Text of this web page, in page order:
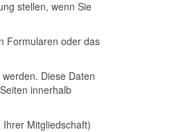
stellen, wenn Sie
Formularen oder das
Diese Daten
innerhalb
Mitgliedschaft)